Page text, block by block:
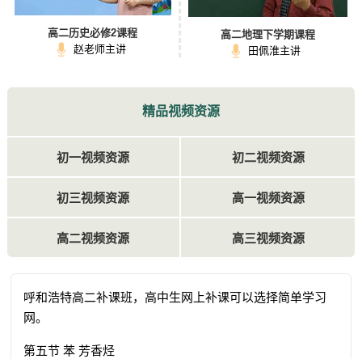
高二历史必修2课程
赵老师主讲
高二地理下学期课程
田佩淮主讲
精品视频资源
初一视频资源 初二视频资源
初三视频资源 高一视频资源
高二视频资源 高三视频资源
呼和浩特高二补课班，高中生网上补课可以选择简单学习
网。
第五节 苯 芳香烃